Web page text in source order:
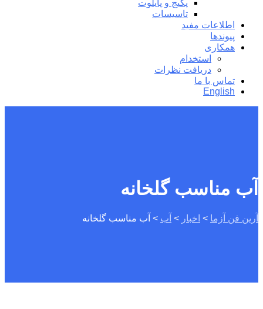
پکیج و پایلوت
تاسیسات
اطلاعات مفید
پیوندها
همکاری
استخدام
دریافت نظرات
تماس با ما
English
آب مناسب گلخانه
آرین فن آزما > اخبار > آب > آب مناسب گلخانه